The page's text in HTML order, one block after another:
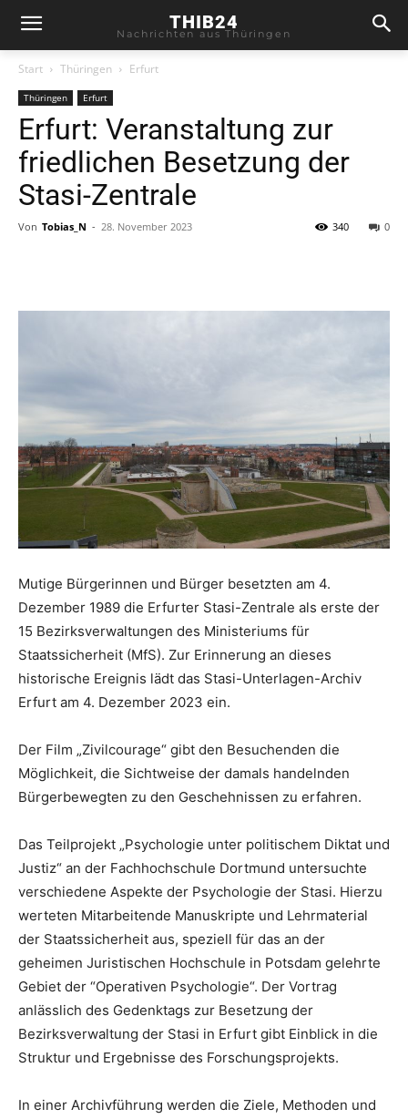
THIB24
Nachrichten aus Thüringen
Start Thüringen Erfurt
Thüringen Erfurt
Erfurt: Veranstaltung zur
friedlichen Besetzung der
Stasi-Zentrale
Von Tobias_N - 28. November 2023 0
340
Mutige Bürgerinnen und Bürger besetzten am 4.
Dezember 1989 die Erfurter Stasi-Zentrale als erste der
15 Bezirksverwaltungen des Ministeriums für
Staatssicherheit (MfS). Zur Erinnerung an dieses
historische Ereignis lädt das Stasi-Unterlagen-Archiv
Erfurt am 4. Dezember 2023 ein.
Der Film „Zivilcourage“ gibt den Besuchenden die
Möglichkeit, die Sichtweise der damals handelnden
Bürgerbewegten zu den Geschehnissen zu erfahren.
Das Teilprojekt „Psychologie unter politischem Diktat und
Justiz“ an der Fachhochschule Dortmund untersuchte
verschiedene Aspekte der Psychologie der Stasi. Hierzu
werteten Mitarbeitende Manuskripte und Lehrmaterial
der Staatssicherheit aus, speziell für das an der
geheimen Juristischen Hochschule in Potsdam gelehrte
Gebiet der “Operativen Psychologie“. Der Vortrag
anlässlich des Gedenktags zur Besetzung der
Bezirksverwaltung der Stasi in Erfurt gibt Einblick in die
Struktur und Ergebnisse des Forschungsprojekts.
In einer Archivführung werden die Ziele, Methoden und